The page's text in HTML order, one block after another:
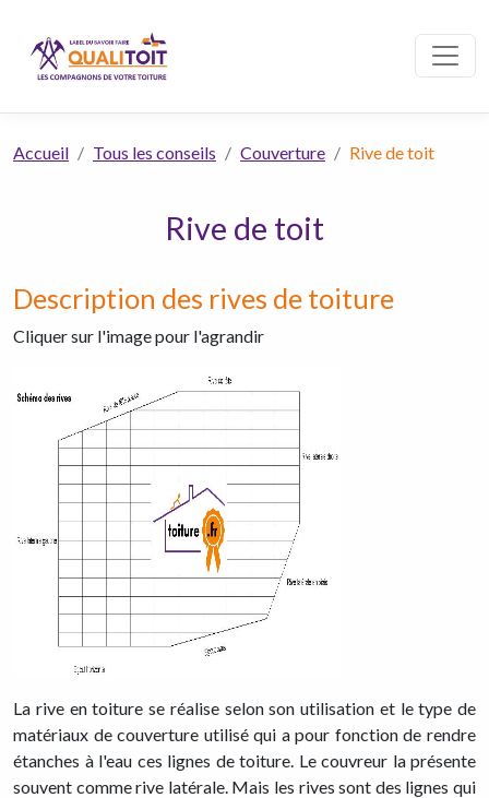
Accueil Tous les conseils Couverture Rive de toit
Rive de toit
Description des rives de toiture
Cliquer sur l'image pour l'agrandir
La rive en toiture se réalise selon son utilisation et le type de
matériaux de couverture utilisé qui a pour fonction de rendre
étanches à l'eau ces lignes de toiture. Le couvreur la présente
souvent comme rive latérale. Mais les rives sont des lignes qui